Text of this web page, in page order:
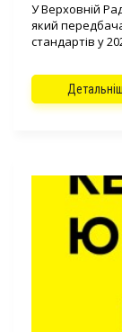
У Верховній
який
стандартів у